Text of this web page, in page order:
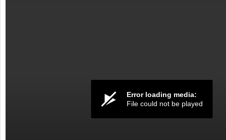
Error loading media:
File could not be played